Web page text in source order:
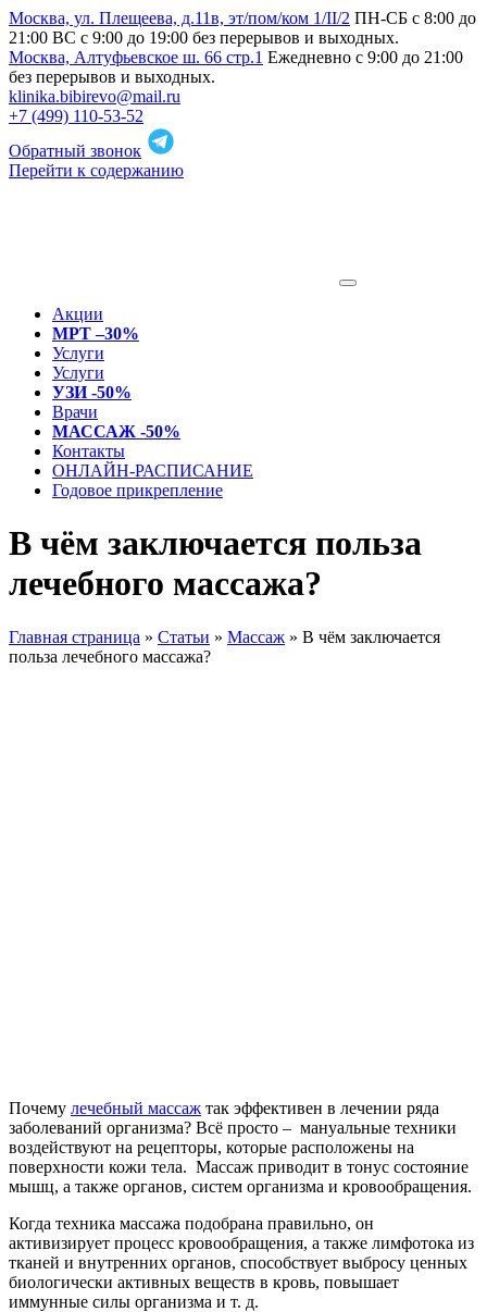
Москва, ул. Плещеева, д.11в, эт/пом/ком 1/II/2 ПН-СБ с 8:00 до
21:00 ВС с 9:00 до 19:00 без перерывов и выходных.
Москва, Алтуфьевское ш. 66 стр.1 Ежедневно с 9:00 до 21:00
без перерывов и выходных.
klinika.bibirevo@mail.ru
+7 (499) 110-53-52
Обратный звонок
Перейти к содержанию
Акции
МРТ –30%
Услуги
Услуги
УЗИ -50%
Врачи
МАССАЖ -50%
Контакты
ОНЛАЙН-РАСПИСАНИЕ
Годовое прикрепление
В чём заключается польза
лечебного массажа?
Главная страница » Статьи » Массаж » В чём заключается
польза лечебного массажа?
Почему лечебный массаж так эффективен в лечении ряда
заболеваний организма? Всё просто – мануальные техники
воздействуют на рецепторы, которые расположены на
поверхности кожи тела. Массаж приводит в тонус состояние
мышц, а также органов, систем организма и кровообращения.
Когда техника массажа подобрана правильно, он
активизирует процесс кровообращения, а также лимфотока из
тканей и внутренних органов, способствует выбросу ценных
биологически активных веществ в кровь, повышает
иммунные силы организма и т. д.